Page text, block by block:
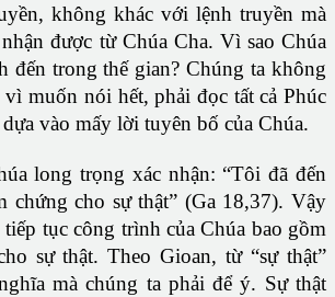
không khác với lệnh truyền mà
được từ Chúa Cha. Vì sao Chúa
đến trong thế gian? Chúng ta không
muốn nói hết, phải đọc tất cả Phúc
vào mấy lời tuyên bố của Chúa.
long trọng xác nhận: “Tôi đã đến
chứng cho sự thật” (Ga 18,37). Vậy
tục công trình của Chúa bao gồm
sự thật. Theo Gioan, từ “sự thật”
mà chúng ta phải để ý. Sự thật